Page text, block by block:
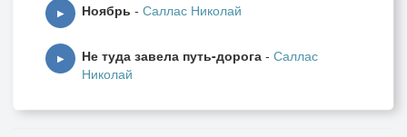
▶ Ноябрь - Саллас Николай
▶ Не туда завела путь-дорога - Саллас
Николай